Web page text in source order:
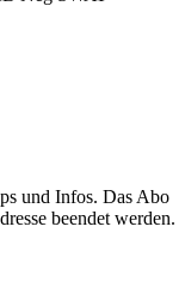
und Infos. Das Abo
beendet werden.